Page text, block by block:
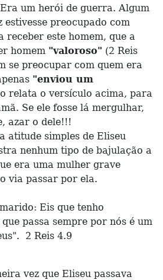
um herói de guerra. Algum
preocupado com
este homem, que a
homem "valoroso" (2 Reis
se preocupar com quem era
"enviou um
relata o versículo acima, para
Se ele fosse lá mergulhar,
azar o dele!!!
simples de Eliseu
nenhum tipo de bajulação a
era uma mulher grave
via passar por ela.
Eis que tenho
passa sempre por nós é um
2 Reis 4.9
vez que Eliseu passava